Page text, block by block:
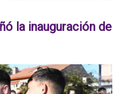
la inauguración de